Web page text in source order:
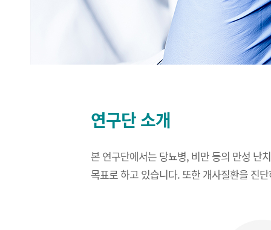
장기이식연구단
종양면역연구단
연구단 소개
본 연구단에서는 당뇨병, 비만 등의 만성 난
목표로 하고 있습니다. 또한 개사질환을 진